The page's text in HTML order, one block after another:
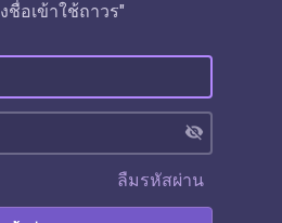
ชื่อเข้าใช้ถาวร"
visibility_off
ลืมรหัสผ่าน